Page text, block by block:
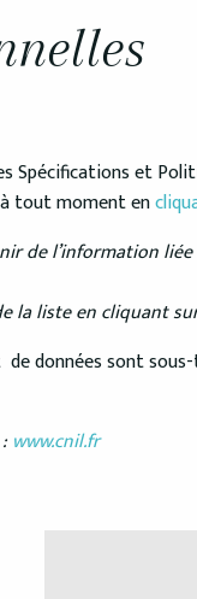
Spécifications et
à tout moment en
de l’information
la liste en cliquant
données sont
www.cnil.fr